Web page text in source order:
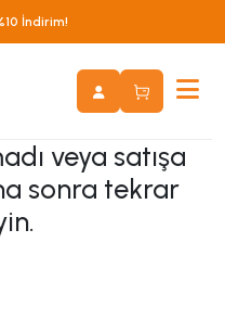
İndirim!
veya satışa
sonra tekrar